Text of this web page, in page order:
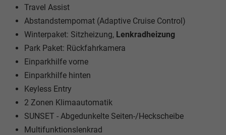
Travel Assist
Abstandstempomat (Adaptive Cruise Control)
Winterpaket: Sitzheizung, Lenkradheizung
Park Paket: Rückfahrkamera
Einparkhilfe vorne
Einparkhilfe hinten
Keyless Entry
2 Zonen Klimaautomatik
SUNSET - Abgedunkelte Seiten-/Heckscheibe
Multifunktionslenkrad